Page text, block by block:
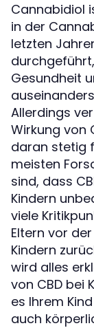
Cannabidiol
in der
letzten
Gesundheit
Allerdings
Wirkung von
daran stetig
meisten
sind, dass
Kindern
viele
Eltern vor
Kindern
wird alles
von CBD bei
es Ihrem
auch